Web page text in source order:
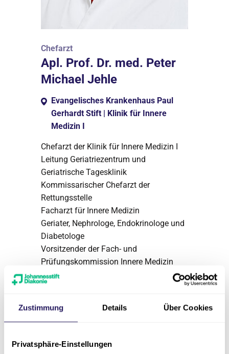
Zustimmung Details Über Cookies
Privatsphäre-Einstellungen
Chefarzt
Apl. Prof. Dr. med. Peter
Michael Jehle
Evangelisches Krankenhaus Paul
Gerhardt Stift | Klinik für Innere
Medizin I
Chefarzt der Klinik für Innere Medizin I
Leitung Geriatriezentrum und
Geriatrische Tagesklinik
Kommissarischer Chefarzt der
Rettungsstelle
Facharzt für Innere Medizin
Geriater, Nephrologe, Endokrinologe und
Diabetologe
Vorsitzender der Fach- und
Prüfungskommission Innere Medizin
und stellv. Vorsitzender der Fach- und
Prüfungskommission Endokrinologie der